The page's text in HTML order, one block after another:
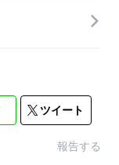
ツイート
報告する